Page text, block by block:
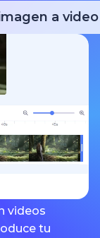
a video
videos
tu